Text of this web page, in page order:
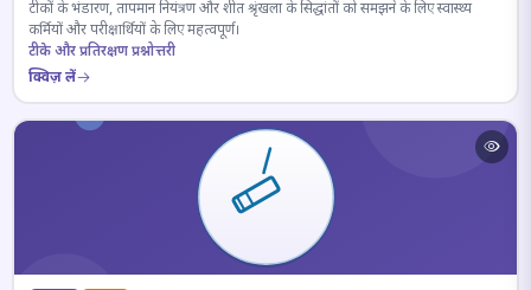
टीकों के भंडारण, तापमान नियंत्रण और शीत श्रृंखला के सिद्धांतों को समझने के लिए स्वास्थ्य
कर्मियों और परीक्षार्थियों के लिए महत्वपूर्ण।
टीके और प्रतिरक्षण प्रश्नोत्तरी
क्विज़ लें